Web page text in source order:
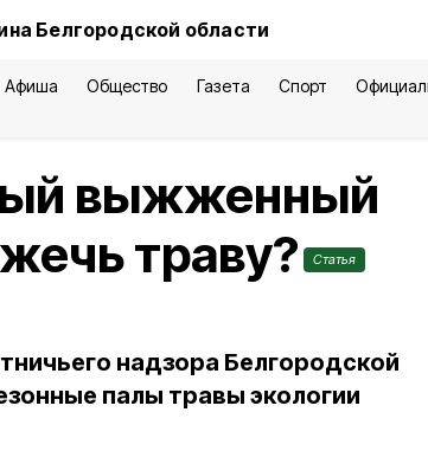
Белгородской области
Афиша Общество Газета Спорт
выжженный
траву?
Статья
надзора Белгородской
палы травы экологии